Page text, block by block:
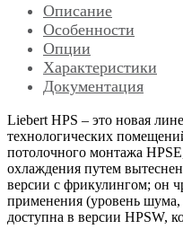
Описание
Особенности
Опции
Характеристики
Документация
Liebert HPS – это новая
технологических
потолочного монтажа
охлаждения путем
версии с фрикулингом; он
применения (уровень
доступна в версии HPSW,